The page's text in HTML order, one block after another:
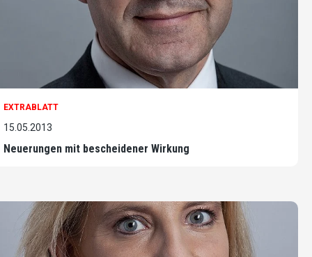
EXTRABLATT
15.05.2013
Neuerungen mit bescheidener Wirkung